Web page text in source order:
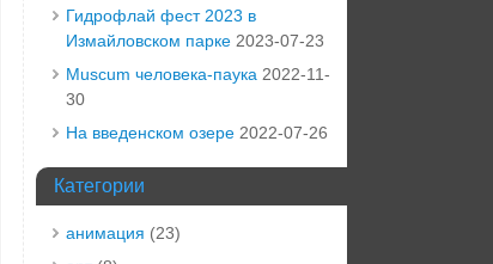
Гидрофлай фест 2023 в
Измайловском парке 2023-07-23
Muscum человека-паука 2022-11-
30
На введенском озере 2022-07-26
Категории
анимация (23)